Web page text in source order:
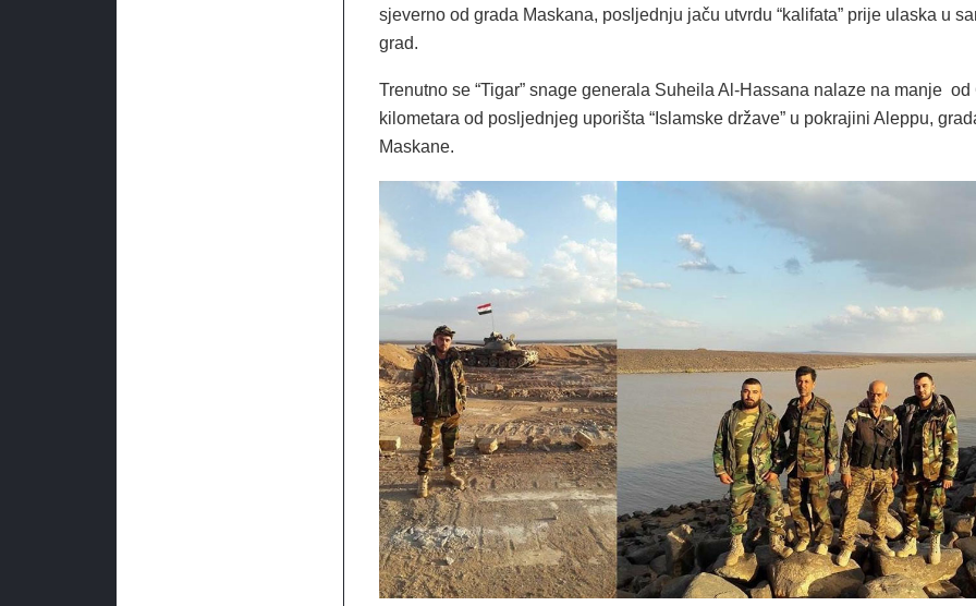
sjeverno od grada Maskana, posljednju jaču utvrdu “kalifata” prije ulaska u
grad.
Trenutno se “Tigar” snage generala Suheila Al-Hassana nalaze na manje od
kilometara od posljednjeg uporišta “Islamske države” u pokrajini Aleppu,
Maskane.